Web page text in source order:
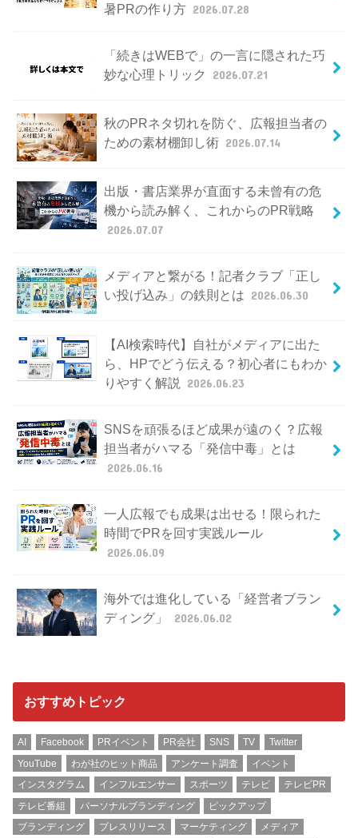
暑PRの作り方 2026.07.28
「続きはWEBで」の一言に隠された巧
妙な心理トリック
2026.07.21
秋のPRネタ切れを防ぐ、広報担当者の
ための素材棚卸し術 2026.07.14
出版・書店業界が直面する未曾有の危
機から読み解く、これからのPR戦略
2026.07.07
メディアと繋がる！記者クラブ「正し
い投げ込み」の鉄則とは 2026.06.30
【AI検索時代】自社がメディアに出た
ら、HPでどう伝える？初心者にもわか
りやすく解説
2026.06.23
SNSを頑張るほど成果が遠のく？広報
担当者がハマる「発信中毒」とは
2026.06.16
一人広報でも成果は出せる！限られた
時間でPRを回す実践ルール
2026.06.09
海外では進化している「経営者ブラン
ディング」
2026.06.02
おすすめトピック
AI Facebook PRイベント PR会社 SNS TV
Twitter
YouTube
わが社のヒット商品 アンケート調査
イベント
インスタグラム
インフルエンサー スポーツ テレビ
テレビPR
テレビ番組
パーソナルブランディング
ピックアップ
ブランディング
プレスリリース マーケティング
メディア